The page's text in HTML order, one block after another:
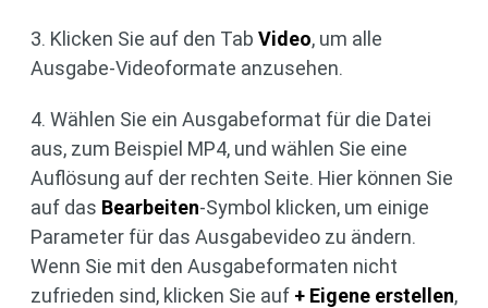
3. Klicken Sie auf den Tab Video, um alle
Ausgabe-Videoformate anzusehen.
4. Wählen Sie ein Ausgabeformat für die Datei
aus, zum Beispiel MP4, und wählen Sie eine
Auflösung auf der rechten Seite. Hier können Sie
auf das Bearbeiten-Symbol klicken, um einige
Parameter für das Ausgabevideo zu ändern.
Wenn Sie mit den Ausgabeformaten nicht
zufrieden sind, klicken Sie auf + Eigene erstellen,